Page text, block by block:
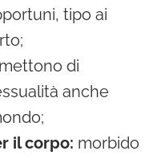
tipo ai
di
anche
il corpo: morbido